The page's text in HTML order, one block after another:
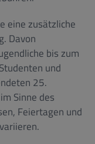
eine zusätzliche
Davon
bis zum
und
25.
Sinne des
Feiertagen und